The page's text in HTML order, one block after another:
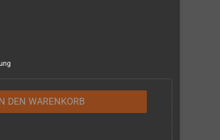
DEN WARENKORB